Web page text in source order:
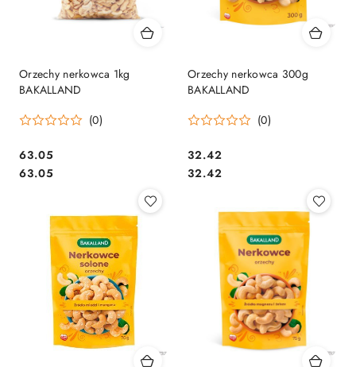
Orzechy nerkowca 1kg
BAKALLAND
(0)
Cena:
63.05
Cena:
63.05
Orzechy nerkowca 300g
BAKALLAND
(0)
Cena:
32.42
Cena:
32.42